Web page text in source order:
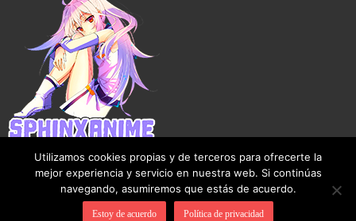
Copyright © 2015-2026 SphinxAnime - Este sitio no almacena ningún archivo en sus
Utilizamos cookies propias y de terceros para ofrecerte la
mejor experiencia y servicio en nuestra web. Si continúas
navegando, asumiremos que estás de acuerdo.
Estoy de acuerdo Política de privacidad